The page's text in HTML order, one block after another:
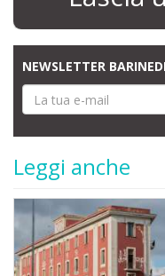
NEWSLETTER
Leggi anche